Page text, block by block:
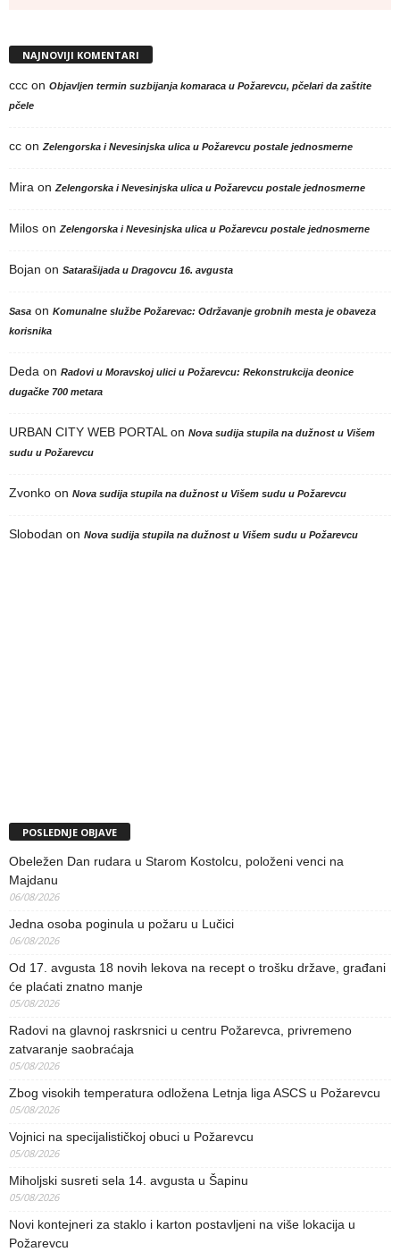
NAJNOVIJI KOMENTARI
ccc on Objavljen termin suzbijanja komaraca u Požarevcu, pčelari da zaštite
pčele
cc on Zelengorska i Nevesinjska ulica u Požarevcu postale jednosmerne
Mira on Zelengorska i Nevesinjska ulica u Požarevcu postale jednosmerne
Milos on Zelengorska i Nevesinjska ulica u Požarevcu postale jednosmerne
Bojan on Satarašijada u Dragovcu 16. avgusta
Sasa on Komunalne službe Požarevac: Održavanje grobnih mesta je obaveza
korisnika
Deda on Radovi u Moravskoj ulici u Požarevcu: Rekonstrukcija deonice
dugačke 700 metara
URBAN CITY WEB PORTAL on Nova sudija stupila na dužnost u Višem
sudu u Požarevcu
Zvonko on Nova sudija stupila na dužnost u Višem sudu u Požarevcu
Slobodan on Nova sudija stupila na dužnost u Višem sudu u Požarevcu
POSLEDNJE OBJAVE
Obeležen Dan rudara u Starom Kostolcu, položeni venci na
Majdanu
06/08/2026
Jedna osoba poginula u požaru u Lučici
06/08/2026
Od 17. avgusta 18 novih lekova na recept o trošku države, građani
će plaćati znatno manje
05/08/2026
Radovi na glavnoj raskrsnici u centru Požarevca, privremeno
zatvaranje saobraćaja
05/08/2026
Zbog visokih temperatura odložena Letnja liga ASCS u Požarevcu
05/08/2026
Vojnici na specijalističkoj obuci u Požarevcu
05/08/2026
Miholjski susreti sela 14. avgusta u Šapinu
05/08/2026
Novi kontejneri za staklo i karton postavljeni na više lokacija u
Požarevcu